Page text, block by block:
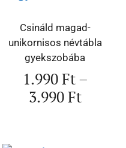
Csináld magad-
unikornisos névtábla
gyekszobába
1.990Ft–
3.990Ft